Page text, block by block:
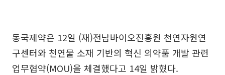
동국제약은 12일 (재)전남바이오진흥원 천연자원연
구센터와 천연물 소재 기반의 혁신 의약품 개발 관련
업무협약(MOU)을 체결했다고 14일 밝혔다.